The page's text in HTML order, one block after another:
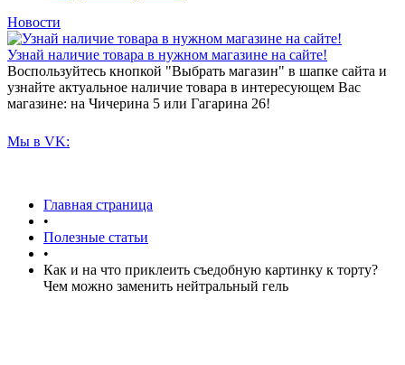
Новости
Узнай наличие товара в нужном магазине на сайте!
Воспользуйтесь кнопкой "Выбрать магазин" в шапке сайта и
узнайте актуальное наличие товара в интересующем Вас
магазине: на Чичерина 5 или Гагарина 26!
Мы в VK:
Главная страница
•
Полезные статьи
•
Как и на что приклеить съедобную картинку к торту?
Чем можно заменить нейтральный гель